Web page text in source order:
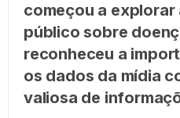
começou a
público sobre
reconheceu a
os dados da mídia
valiosa de